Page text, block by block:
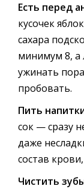
Есть перед
кусочек
сахара
минимум 8, а
ужинать
пробовать.
Пить
сок — сразу
даже
состав
Чистить